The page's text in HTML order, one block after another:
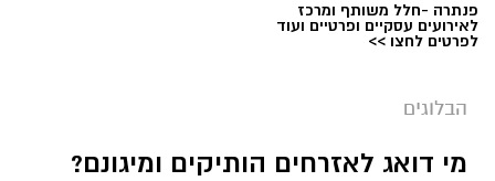
פנתרה -חלל משותף ומרכז
לאירועים עסקיים ופרטיים ועוד
לפרטים לחצו >>
הבלוגים
מי דואג לאזרחים הותיקים ומיגונם?